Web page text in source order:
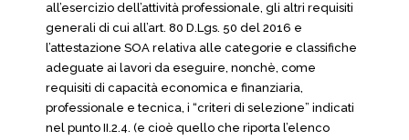
all’esercizio dell’attività professionale, gli altri requisiti
generali di cui all’art. 80 D.Lgs. 50 del 2016 e
l’attestazione SOA relativa alle categorie e classifiche
adeguate ai lavori da eseguire, nonchè, come
requisiti di capacità economica e finanziaria,
professionale e tecnica, i “criteri di selezione” indicati
nel punto II.2.4. (e cioè quello che riporta l’elenco